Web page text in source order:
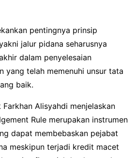
pentingnya prinsip
jalur pidana seharusnya
dalam penyelesaian
yang telah memenuhi unsur tata
baik.
Alisyahdi menjelaskan
Rule merupakan instrumen
dapat membebaskan pejabat
meskipun terjadi kredit macet